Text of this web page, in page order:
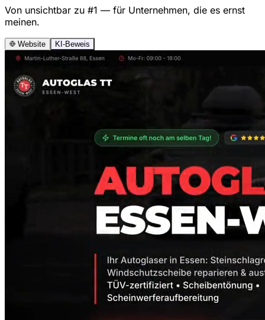
Von unsichtbar zu #1 — für Unternehmen, die es ernst
meinen.
Website KI-Beweis